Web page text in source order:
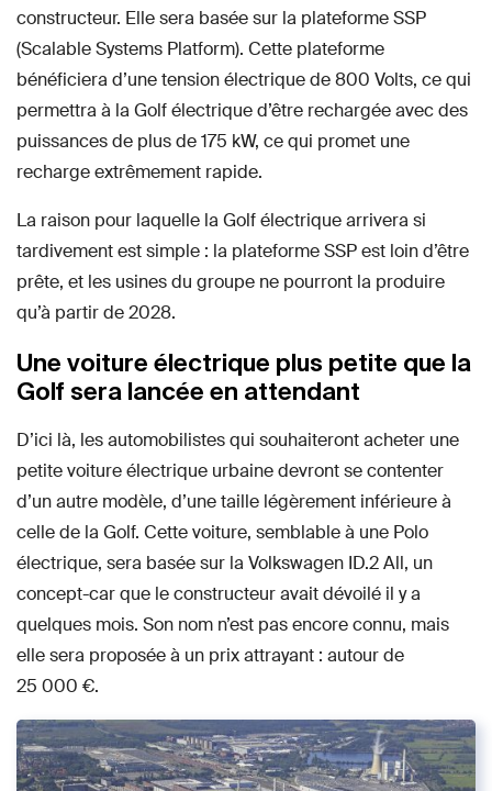
constructeur. Elle sera basée sur la plateforme SSP
(Scalable Systems Platform). Cette plateforme
bénéficiera d’une tension électrique de 800 Volts, ce qui
permettra à la Golf électrique d’être rechargée avec des
puissances de plus de 175 kW, ce qui promet une
recharge extrêmement rapide.
La raison pour laquelle la Golf électrique arrivera si
tardivement est simple : la plateforme SSP est loin d’être
prête, et les usines du groupe ne pourront la produire
qu’à partir de 2028.
Une voiture électrique plus petite que la
Golf sera lancée en attendant
D’ici là, les automobilistes qui souhaiteront acheter une
petite voiture électrique urbaine devront se contenter
d’un autre modèle, d’une taille légèrement inférieure à
celle de la Golf. Cette voiture, semblable à une Polo
électrique, sera basée sur la Volkswagen ID.2 All, un
concept-car que le constructeur avait dévoilé il y a
quelques mois. Son nom n’est pas encore connu, mais
elle sera proposée à un prix attrayant : autour de
25 000 €.